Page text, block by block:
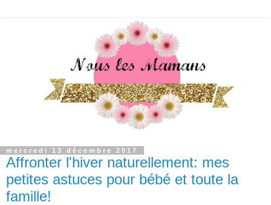
mercredi 13 décembre 2017
Affronter l'hiver naturellement: mes
petites astuces pour bébé et toute la
famille!